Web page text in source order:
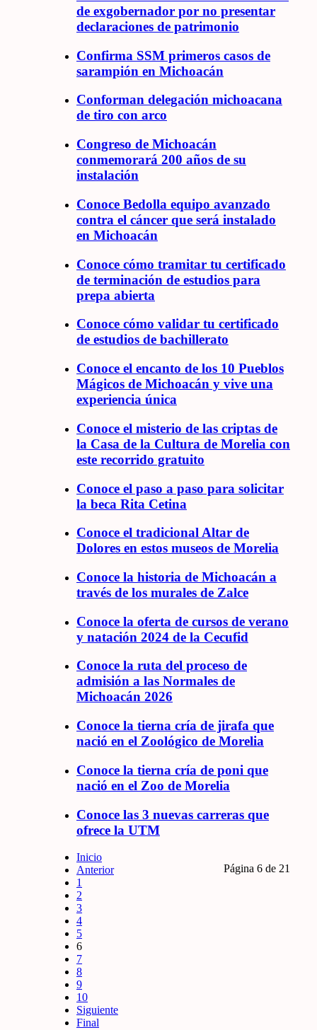
de exgobernador por no presentar
declaraciones de patrimonio
Confirma SSM primeros casos de
sarampión en Michoacán
Conforman delegación michoacana
de tiro con arco
Congreso de Michoacán
conmemorará 200 años de su
instalación
Conoce Bedolla equipo avanzado
contra el cáncer que será instalado
en Michoacán
Conoce cómo tramitar tu certificado
de terminación de estudios para
prepa abierta
Conoce cómo validar tu certificado
de estudios de bachillerato
Conoce el encanto de los 10 Pueblos
Mágicos de Michoacán y vive una
experiencia única
Conoce el misterio de las criptas de
la Casa de la Cultura de Morelia con
este recorrido gratuito
Conoce el paso a paso para solicitar
la beca Rita Cetina
Conoce el tradicional Altar de
Dolores en estos museos de Morelia
Conoce la historia de Michoacán a
través de los murales de Zalce
Conoce la oferta de cursos de verano
y natación 2024 de la Cecufid
Conoce la ruta del proceso de
admisión a las Normales de
Michoacán 2026
Conoce la tierna cría de jirafa que
nació en el Zoológico de Morelia
Conoce la tierna cría de poni que
nació en el Zoo de Morelia
Conoce las 3 nuevas carreras que
ofrece la UTM
Página 6 de 21
Inicio
Anterior
1
2
3
4
5
6
7
8
9
10
Siguiente
Final